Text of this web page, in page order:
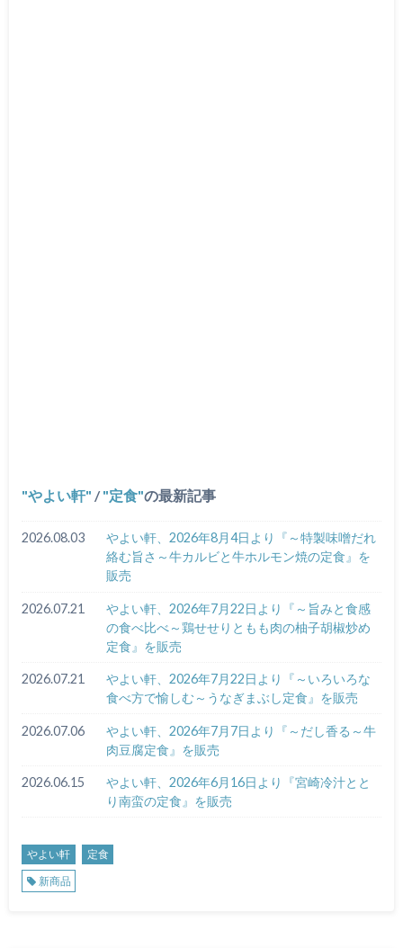
やよい軒 / 定食 の最新記事
2026.08.03
やよい軒、2026年8月4日より『～特製味噌だれ
絡む旨さ～牛カルビと牛ホルモン焼の定食』を
販売
2026.07.21
やよい軒、2026年7月22日より『～旨みと食感
の食べ比べ～鶏せせりともも肉の柚子胡椒炒め
定食』を販売
2026.07.21
やよい軒、2026年7月22日より『～いろいろな
食べ方で愉しむ～うなぎまぶし定食』を販売
2026.07.06
やよい軒、2026年7月7日より『～だし香る～牛
肉豆腐定食』を販売
2026.06.15
やよい軒、2026年6月16日より『宮崎冷汁とと
り南蛮の定食』を販売
やよい軒
定食
新商品